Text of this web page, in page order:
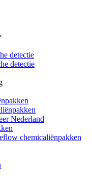
detectie
detectie
Nederland
chemicaliënpakken